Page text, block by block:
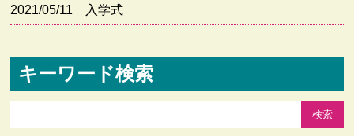
2021/05/11 入学式
キーワード検索